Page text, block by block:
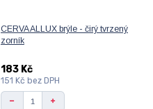
CERVA ALLUX brýle - čirý tvrzený
zorník
183 Kč
151 Kč bez DPH